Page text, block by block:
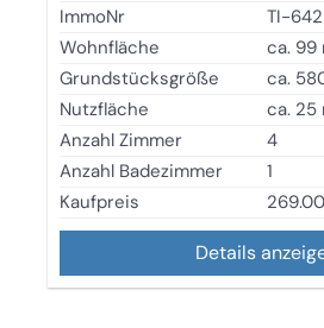
ImmoNr
TI-
Wohnfläche
ca. 99
Grundstücksgröße
ca.
Nutzfläche
ca. 25
Anzahl Zimmer
4
Anzahl Badezimmer
1
Kaufpreis
Details